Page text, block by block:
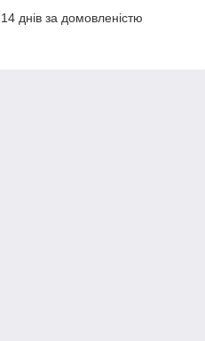
днів за домовленістю